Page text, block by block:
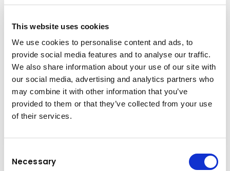
This website uses cookies
We use cookies to personalise content and ads, to
provide social media features and to analyse our traffic.
We also share information about your use of our site with
our social media, advertising and analytics partners who
may combine it with other information that you’ve
provided to them or that they’ve collected from your use
of their services.
Selection
Necessary